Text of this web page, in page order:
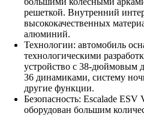
решеткой. Внутренний
высококачественных
алюминий.
Технологии: автомобиль
технологическими
устройство с 38-дюймовым
36 динамиками, систему
другие функции.
Безопасность: Escalade ESV
оборудован большим